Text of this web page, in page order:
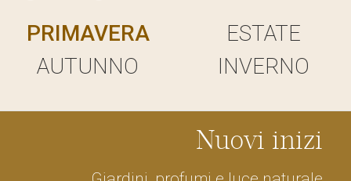
PRIMAVERA
ESTATE
AUTUNNO
INVERNO
Nuovi inizi